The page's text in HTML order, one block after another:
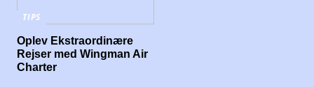
TIPS
Oplev Ekstraordinære
Rejser med Wingman Air
Charter